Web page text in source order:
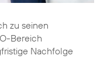
zu seinen
Bereich
Nachfolge